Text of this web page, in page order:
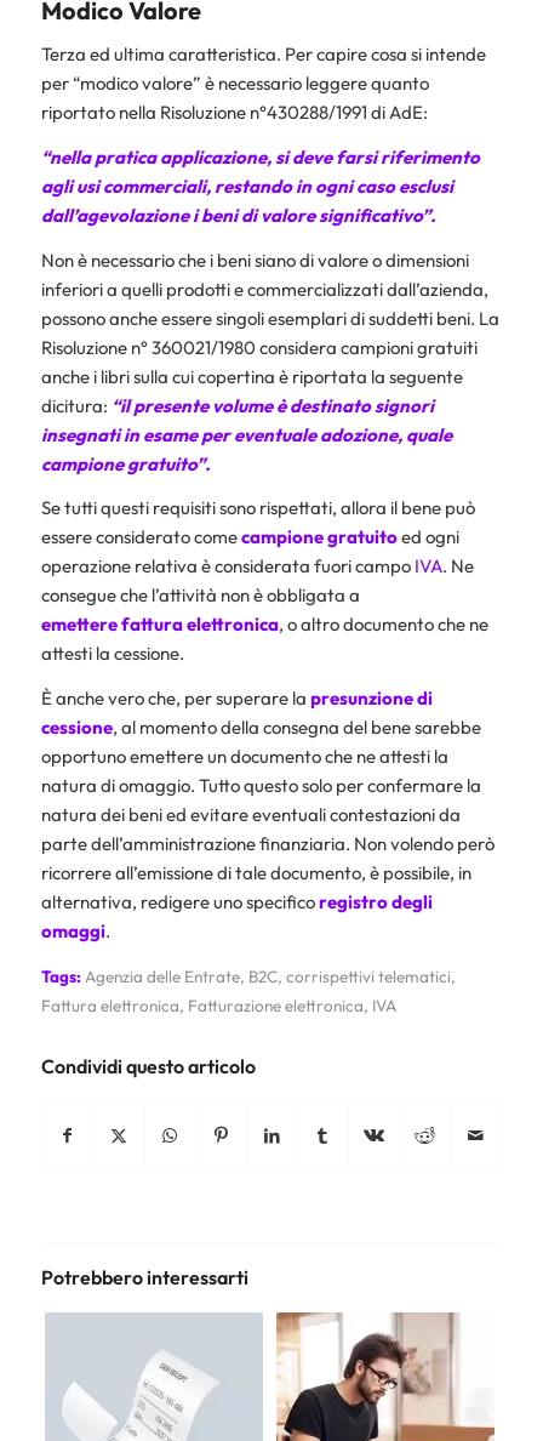
Modico Valore
Terza ed ultima caratteristica. Per capire cosa si intende
per “modico valore” è necessario leggere quanto
riportato nella Risoluzione n°430288/1991 di AdE:
“nella pratica applicazione, si deve farsi riferimento
agli usi commerciali, restando in ogni caso esclusi
dall’agevolazione i beni di valore significativo”.
Non è necessario che i beni siano di valore o dimensioni
inferiori a quelli prodotti e commercializzati dall’azienda,
possono anche essere singoli esemplari di suddetti beni. La
Risoluzione n° 360021/1980 considera campioni gratuiti
anche i libri sulla cui copertina è riportata la seguente
dicitura: “il presente volume è destinato signori
insegnati in esame per eventuale adozione, quale
campione gratuito”.
Se tutti questi requisiti sono rispettati, allora il bene può
essere considerato comecampione gratuitoed ogni
operazione relativa è considerata fuori campo IVA. Ne
consegue che l’attività non è obbligata a
emettere fattura elettronica, o altro documento che ne
attesti la cessione.
È anche vero che, per superare la presunzione di
cessione, al momento della consegna del bene sarebbe
opportuno emettere un documento che ne attesti la
natura di omaggio. Tutto questo solo per confermare la
natura dei beni ed evitare eventuali contestazioni da
parte dell’amministrazione finanziaria. Non volendo però
ricorrere all’emissione di tale documento, è possibile, in
alternativa, redigere uno specificoregistro degli
omaggi.
Tags:Agenzia delle Entrate, B2C, corrispettivi telematici,
Fattura elettronica, Fatturazione elettronica, IVA
Condividi questo articolo
Potrebbero interessarti